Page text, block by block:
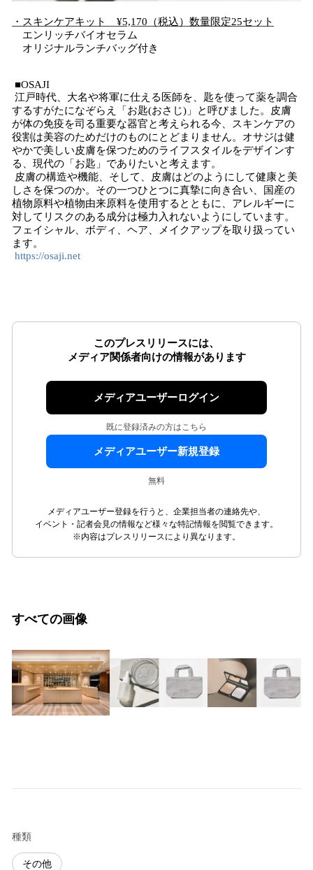
・スキンケアキット ¥5,170（税込）数量限定25セット
エンリッチバイオセラム
オリジナルランチバッグ付き
■OSAJI
江戸時代、大名や将軍に仕える医師を、匙を使って薬を調合
するすがたになぞらえ「お匙(おさじ)」と呼びました。皮膚
が体の免疫を司る重要な器官と考えられる今、スキンケアの
役割は美容のためだけのものにとどまりません。オサジは健
やかで美しい皮膚を保つためのライフスタイルをデザインす
る、現代の「お匙」でありたいと考えます。
皮膚の構造や機能、そして、皮膚はどのようにして健康と美
しさを保つのか。その一つひとつに真摯に向き合い、国産の
植物原料や植物由来原料を使用するとともに、アレルギーに
対してリスクのある成分は極力入れないようにしています。
フェイシャル、ボディ、ヘア、メイクアップを取り扱ってい
ます。
https://osaji.net
このプレスリリースには、
メディア関係者向けの情報があります
メディアユーザーログイン
既に登録済みの方はこちら
メディアユーザー新規登録
無料
メディアユーザー登録を行うと、企業担当者の連絡先や、
イベント・記者会見の情報など様々な特記情報を閲覧できます。
※内容はプレスリリースにより異なります。
すべての画像
種類
その他